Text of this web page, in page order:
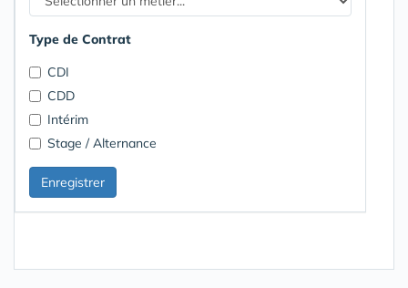
Type de Contrat
CDI
CDD
Intérim
Stage / Alternance